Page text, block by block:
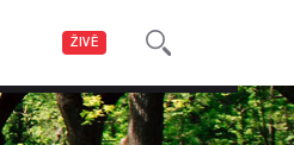
ŽIVĚ